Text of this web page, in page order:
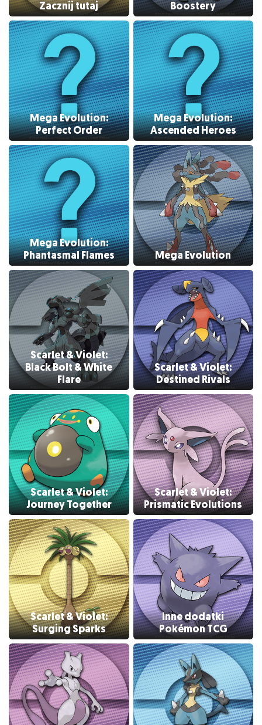
Zacznij tutaj Boostery
Mega Evolution:
Perfect Order
Mega Evolution:
Ascended Heroes
Mega Evolution:
Phantasmal Flames
Mega Evolution
Scarlet & Violet:
Black Bolt & White
Flare
Scarlet & Violet:
Destined Rivals
Scarlet & Violet:
Journey Together
Scarlet & Violet:
Prismatic Evolutions
Scarlet & Violet:
Surging Sparks
Inne dodatki
Pokémon TCG